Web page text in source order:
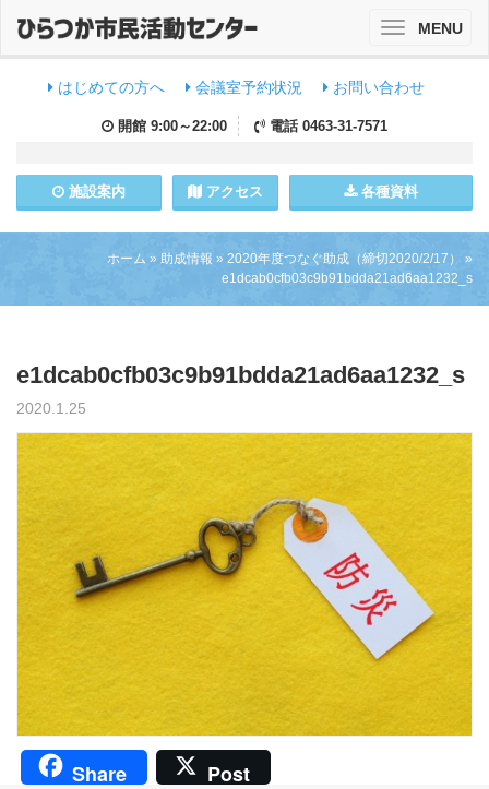
はじめての方へ 会議室予約状況 お問い合わせ
開館 9:00～22:00 電話 0463-31-7571
施設案内 アクセス 各種資料
ToggleMENU
ホーム » 助成情報 » 2020年度つなぐ助成（締切2020/2/17）
»
e1dcab0cfb03c9b91bdda21ad6aa1232_s
e1dcab0cfb03c9b91bdda21ad6aa1232_s
2020.1.25
Share Post